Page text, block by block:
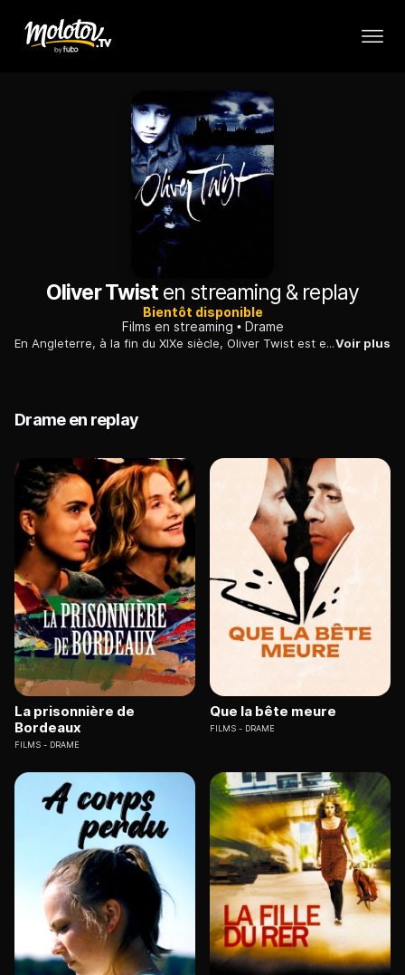
Oliver Twisten streaming & replay
Bientôt disponible
Films en streaming
Drame
En Angleterre, à la fin du XIXe siècle, Oliver Twist est envoyé dans un orphelinat, où il subit des humiliations quotidiennes.Voir plus
Drame en replay
La prisonnière de
Bordeaux
FILMS DRAME
Que la bête meure
FILMS DRAME